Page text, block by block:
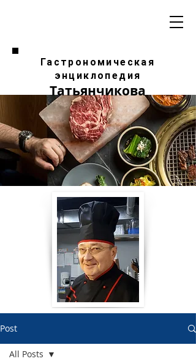
Гастрономическая
энциклопедия
Татьянчикова
Post
All Posts